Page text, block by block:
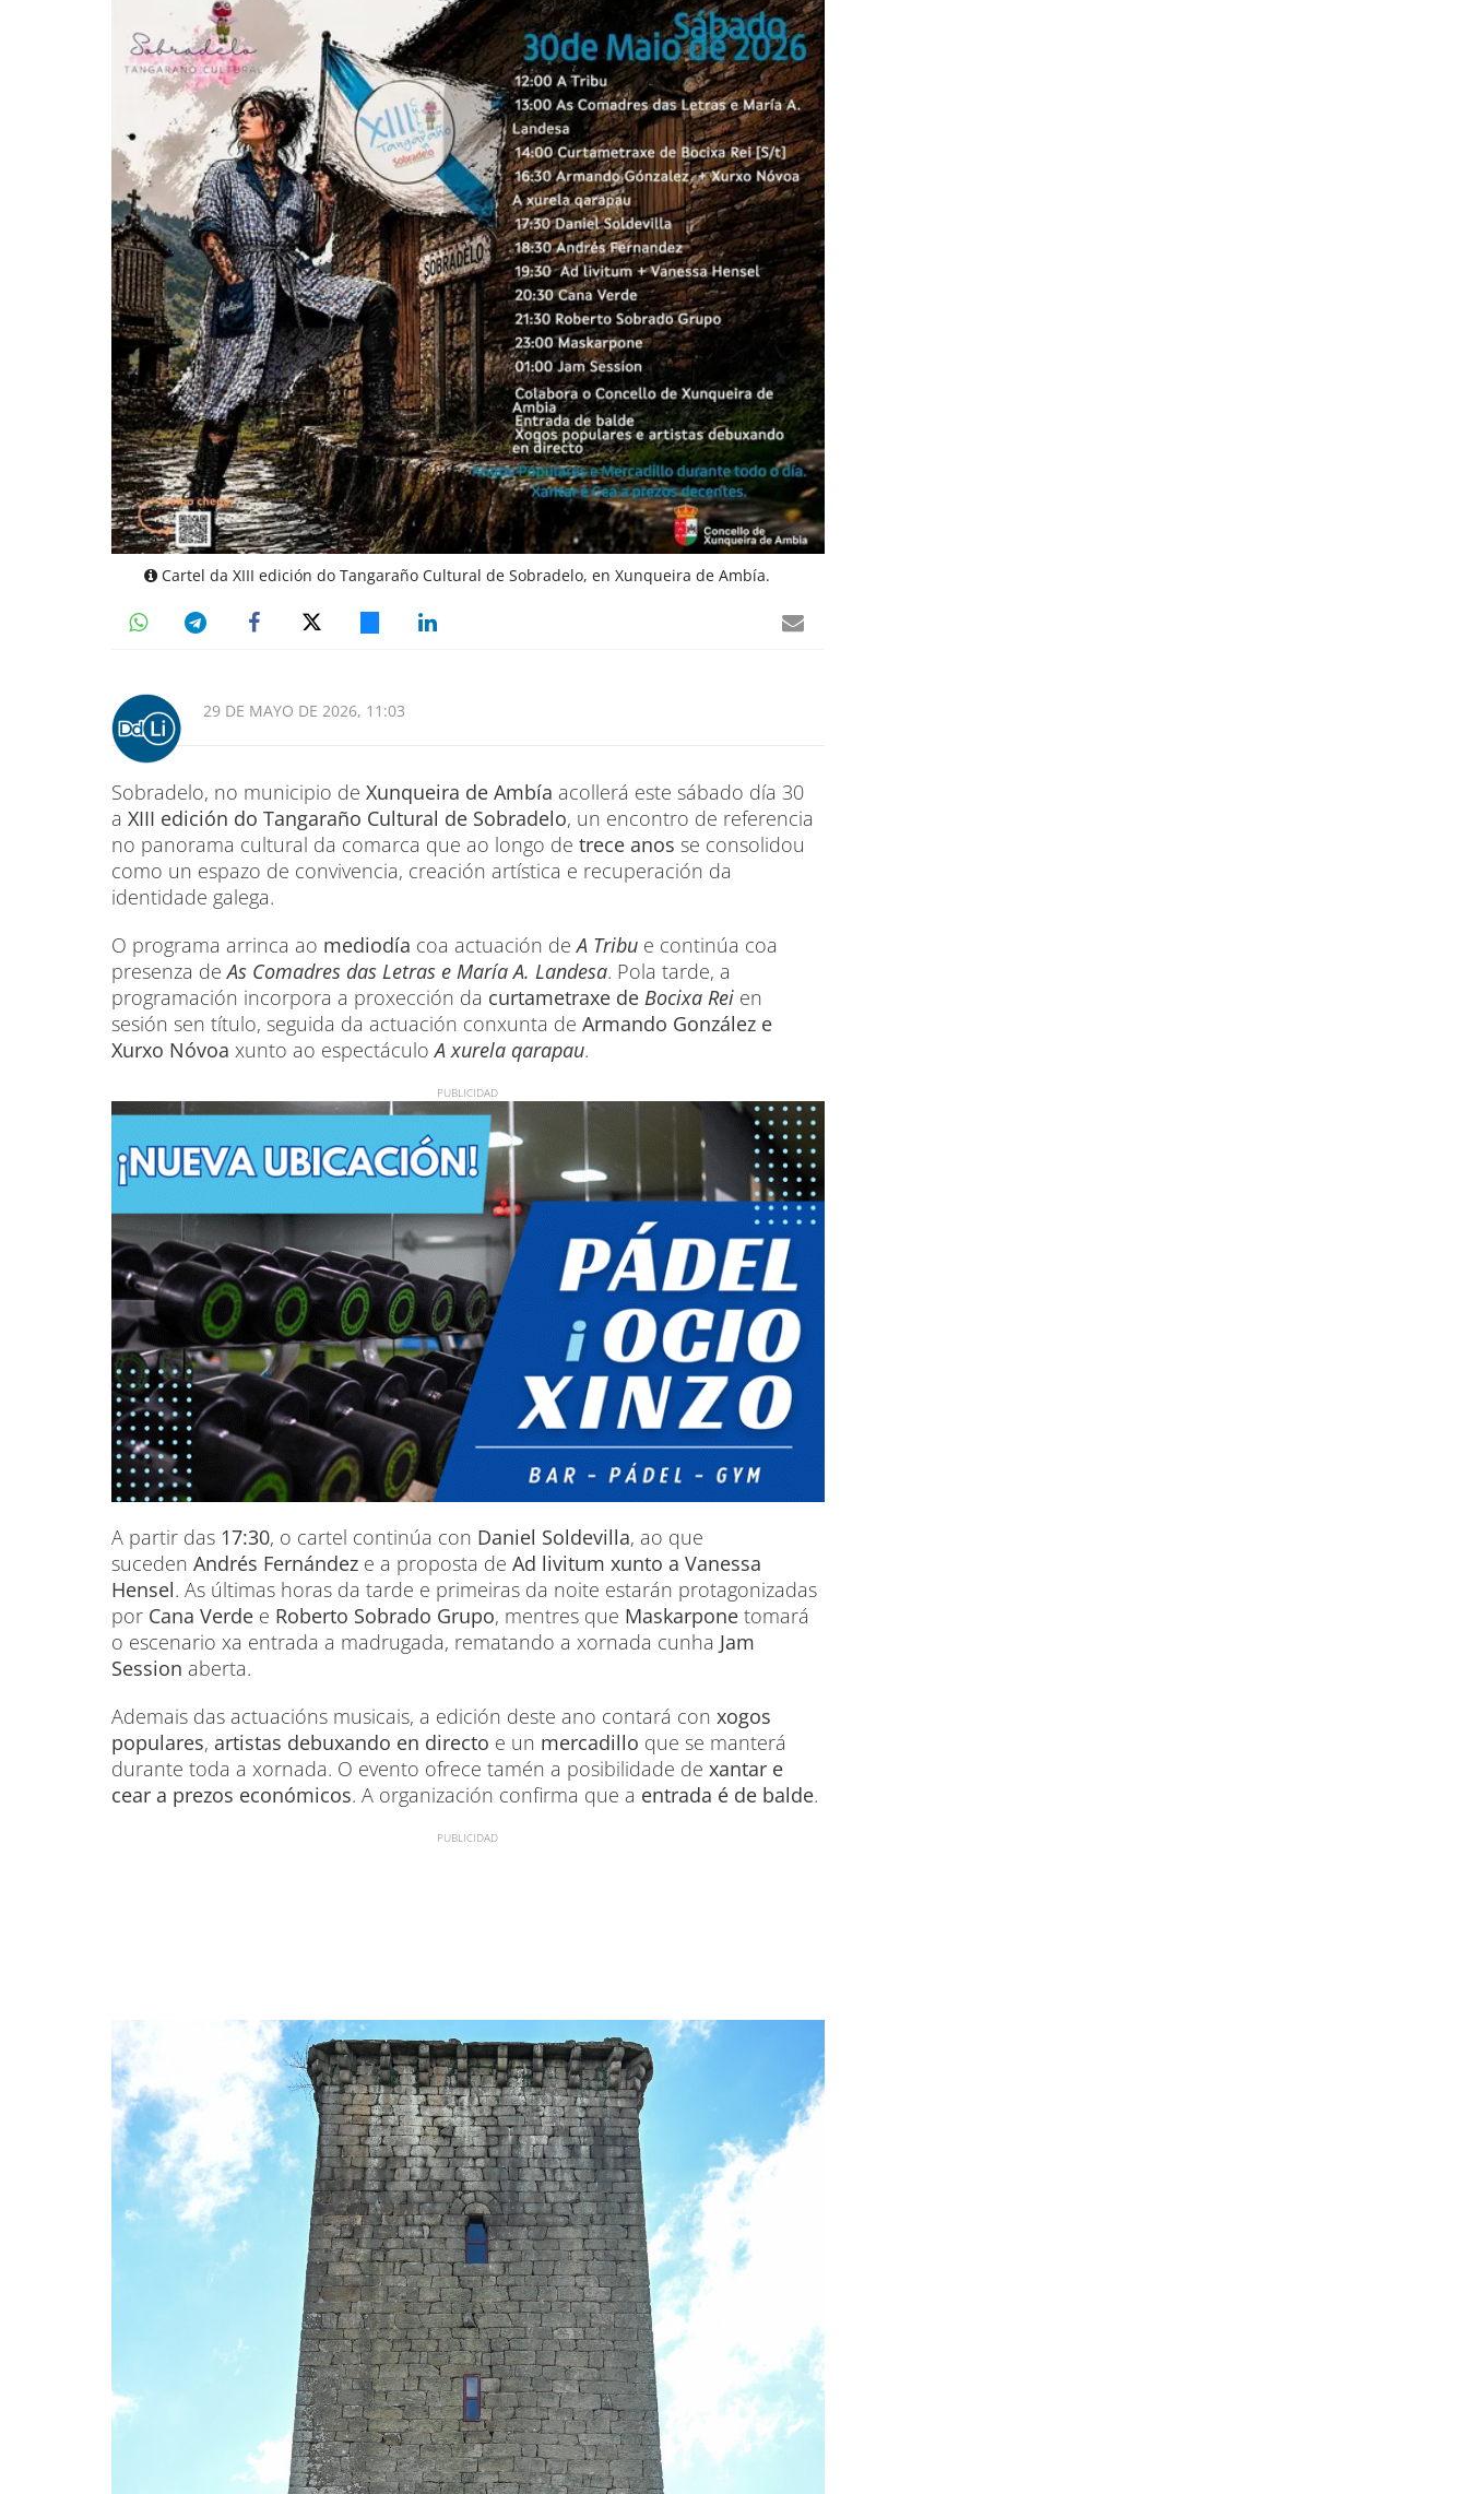
Cartel da XIII edición do Tangaraño Cultural de Sobradelo, en Xunqueira de Ambía.
29 DE MAYO DE 2026, 11:03
Sobradelo, no municipio de Xunqueira de Ambía acollerá este sábado día 30
a XIII edición do Tangaraño Cultural de Sobradelo, un encontro de referencia
no panorama cultural da comarca que ao longo de trece anos se consolidou
como un espazo de convivencia, creación artística e recuperación da
identidade galega.
O programa arrinca ao mediodía coa actuación deA Tribu e continúa coa
presenza deAs Comadres das Letras e María A. Landesa. Pola tarde, a
programación incorpora a proxección da curtametraxe de Bocixa Rei en
sesión sen título, seguida da actuación conxunta de Armando González e
Xurxo Nóvoa xunto ao espectáculoA xurela qarapau.
A partir das 17:30, o cartel continúa con Daniel Soldevilla, ao que
suceden Andrés Fernández e a proposta de Ad livitum xunto a Vanessa
Hensel. As últimas horas da tarde e primeiras da noite estarán protagonizadas
por Cana Verde e Roberto Sobrado Grupo, mentres que Maskarpone tomará
o escenario xa entrada a madrugada, rematando a xornada cunha Jam
Session aberta.
Ademais das actuacións musicais, a edición deste ano contará con xogos
populares, artistas debuxando en directo e un mercadillo que se manterá
durante toda a xornada. O evento ofrece tamén a posibilidade de xantar e
cear a prezos económicos. A organización confirma que a entrada é de balde.